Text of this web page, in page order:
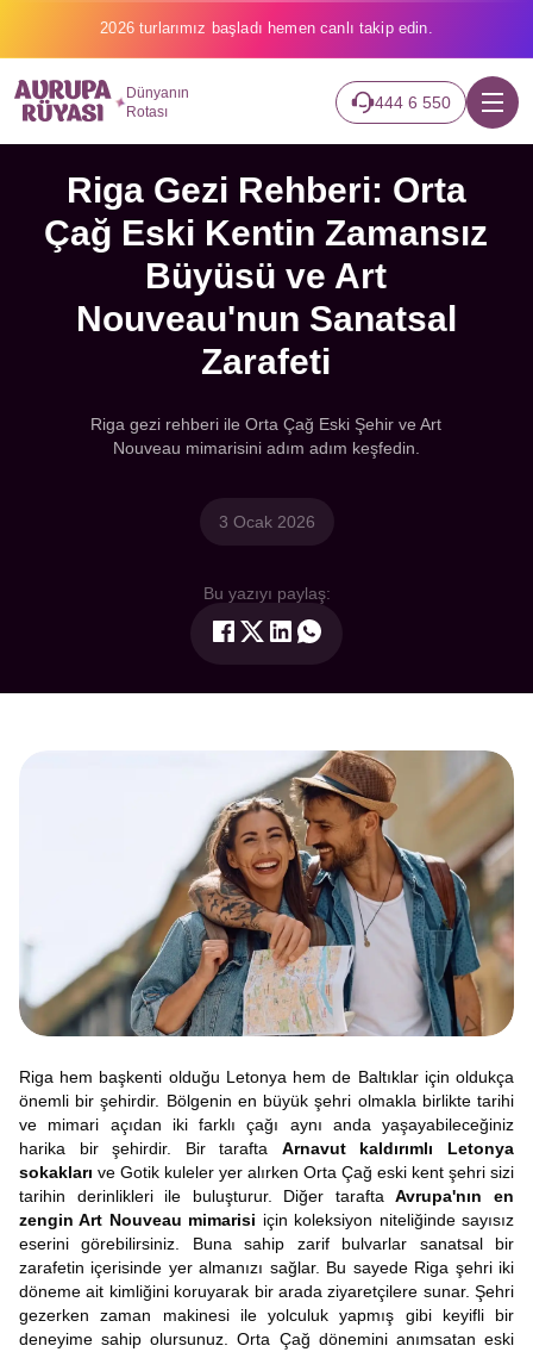
2026 turlarımız başladı hemen canlı takip edin.
Dünyanın
Rotası
444 6 550
Riga Gezi Rehberi: Orta
Çağ Eski Kentin Zamansız
Büyüsü ve Art
Nouveau'nun Sanatsal
Zarafeti
Riga gezi rehberi ile Orta Çağ Eski Şehir ve Art
Nouveau mimarisini adım adım keşfedin.
3 Ocak 2026
Bu yazıyı paylaş:
Riga hem başkenti olduğu Letonya hem de Baltıklar için oldukça
önemli bir şehirdir. Bölgenin en büyük şehri olmakla birlikte tarihi
ve mimari açıdan iki farklı çağı aynı anda yaşayabileceğiniz
harika bir şehirdir. Bir tarafta Arnavut kaldırımlı Letonya
sokakları ve Gotik kuleler yer alırken Orta Çağ eski kent şehri sizi
tarihin derinlikleri ile buluşturur. Diğer taraftaAvrupa'nın en
zengin Art Nouveau mimarisi için koleksiyon niteliğinde sayısız
eserini görebilirsiniz. Buna sahip zarif bulvarlar sanatsal bir
zarafetin içerisinde yer almanızı sağlar. Bu sayede Riga şehri iki
döneme ait kimliğini koruyarak bir arada ziyaretçilere sunar. Şehri
gezerken zaman makinesi ile yolculuk yapmış gibi keyifli bir
deneyime sahip olursunuz. Orta Çağ dönemini anımsatan eski